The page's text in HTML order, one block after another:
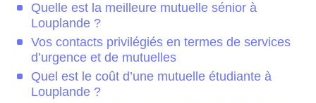
Quelle est la meilleure mutuelle sénior à
Louplande ?
Vos contacts privilégiés en termes de services
d’urgence et de mutuelles
Quel est le coût d’une mutuelle étudiante à
Louplande ?